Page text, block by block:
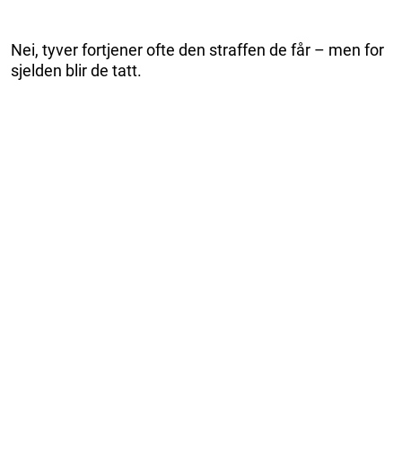
Nei, tyver fortjener ofte den straffen de får – men for
sjelden blir de tatt.